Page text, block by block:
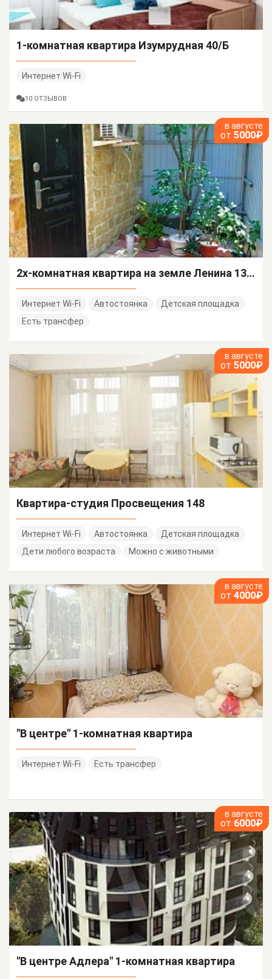
1-комнатная квартира Изумрудная 40/Б
Интернет Wi-Fi
10 ОТЗЫВОВ
в августе
от 5000₽
2х-комнатная квартира на земле Ленина 137/а
Интернет Wi-Fi Автостоянка
Детская площадка
Есть трансфер
в августе
от 5000₽
Квартира-студия Просвещения 148
Интернет Wi-Fi Автостоянка
Детская площадка
Дети любого возраста
Можно с животными
в августе
от 4000₽
"В центре" 1-комнатная квартира
Интернет Wi-Fi Есть трансфер
в августе
от 6000₽
"В центре Адлера" 1-комнатная квартира